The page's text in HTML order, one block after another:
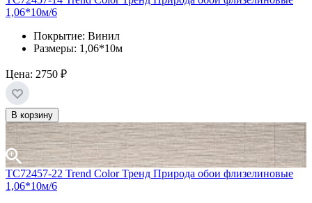
1,06*10м/6
Покрытие: Винил
Размеры: 1,06*10м
Цена: 2750 ₽
В корзину
TC72457-22 Trend Color Тренд Природа обои флизелиновые
1,06*10м/6